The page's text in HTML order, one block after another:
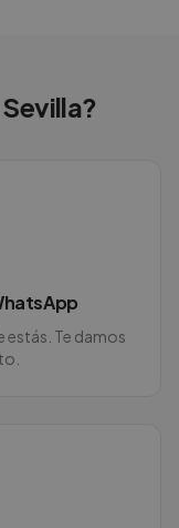
Sevilla?
estás. Te damos